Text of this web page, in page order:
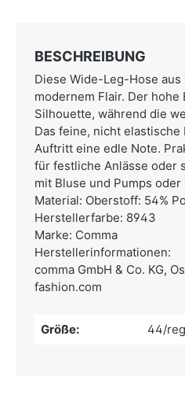
BESCHREIBUNG
Diese Wide-Leg-Hose
modernem Flair. Der
Silhouette, während die
Das feine, nicht
Auftritt eine edle Note.
für festliche Anlässe oder
mit Bluse und Pumps
Material: Oberstoff: 54%
Herstellerfarbe: 8943
Marke: Comma
Herstellerinformationen:
comma GmbH & Co. KG,
fashion.com
Größe: 44/reg